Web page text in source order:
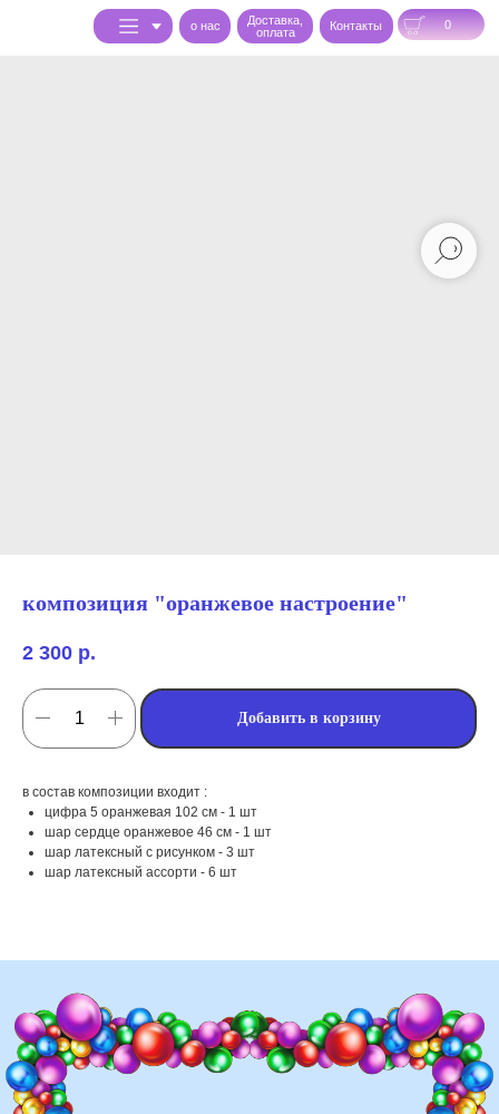
0
Доставка,
оплата
Контакты
o нас
композиция "оранжевое настроение"
2 300 р.
Добавить в корзину
в состав композиции входит :
цифра 5 оранжевая 102 см - 1 шт
шар сердце оранжевое 46 см - 1 шт
шар латексный с рисунком - 3 шт
шар латексный ассорти - 6 шт
школ, детских садов, салонов
различных площадок (лофты,
рестораны, магазины)
мы занимаемся
оформлением: